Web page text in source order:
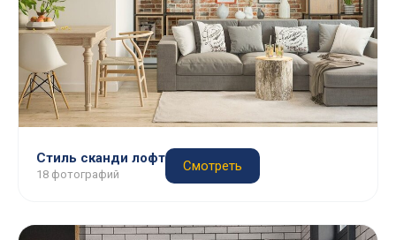
Стиль сканди лофт
18 фотографий
Смотреть